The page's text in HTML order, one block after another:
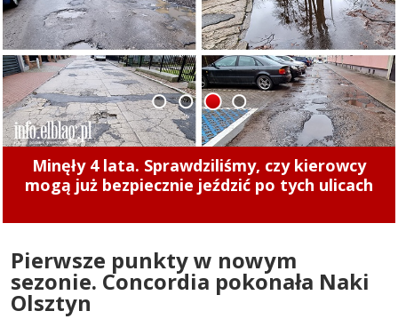
Minęły 4 lata. Sprawdziliśmy, czy kierowcy
mogą już bezpiecznie jeździć po tych ulicach
1 2 3 4
Pierwsze punkty w nowym
sezonie. Concordia pokonała Naki
Olsztyn